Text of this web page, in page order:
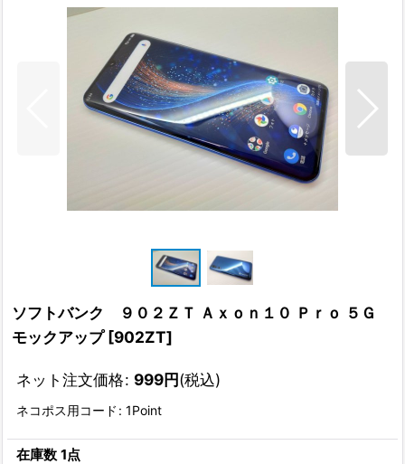
ソフトバンク ９０２ＺＴ Ａｘｏｎ１０ Ｐｒｏ ５Ｇ
モックアップ [902ZT]
ネット注文価格: 999円(税込)
ネコポス用コード : 1Point
在庫数 1点